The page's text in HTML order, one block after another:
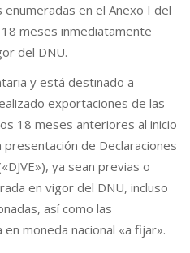
en el Anexo I del
meses inmediatamente
del DNU.
y está destinado a
exportaciones de las
18 meses anteriores al inicio
presentación de Declaraciones
ya sean previas o
en vigor del DNU, incluso
así como las
moneda nacional «a fijar».